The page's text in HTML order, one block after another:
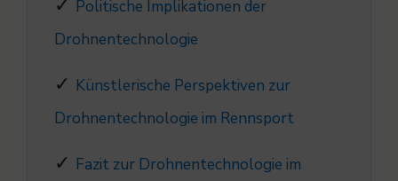
Politische Implikationen der
Drohnentechnologie
Künstlerische Perspektiven zur
Drohnentechnologie im Rennsport
Fazit zur Drohnentechnologie im